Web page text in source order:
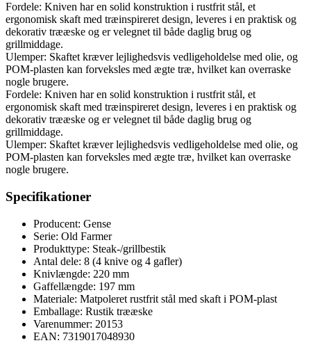
Fordele: Kniven har en solid konstruktion i rustfrit stål, et
ergonomisk skaft med træinspireret design, leveres i en praktisk og
dekorativ trææske og er velegnet til både daglig brug og
grillmiddage.
Ulemper: Skaftet kræver lejlighedsvis vedligeholdelse med olie, og
POM-plasten kan forveksles med ægte træ, hvilket kan overraske
nogle brugere.
Fordele: Kniven har en solid konstruktion i rustfrit stål, et
ergonomisk skaft med træinspireret design, leveres i en praktisk og
dekorativ trææske og er velegnet til både daglig brug og
grillmiddage.
Ulemper: Skaftet kræver lejlighedsvis vedligeholdelse med olie, og
POM-plasten kan forveksles med ægte træ, hvilket kan overraske
nogle brugere.
Specifikationer
Producent: Gense
Serie: Old Farmer
Produkttype: Steak-/grillbestik
Antal dele: 8 (4 knive og 4 gafler)
Knivlængde: 220 mm
Gaffellængde: 197 mm
Materiale: Matpoleret rustfrit stål med skaft i POM-plast
Emballage: Rustik trææske
Varenummer: 20153
EAN: 7319017048930